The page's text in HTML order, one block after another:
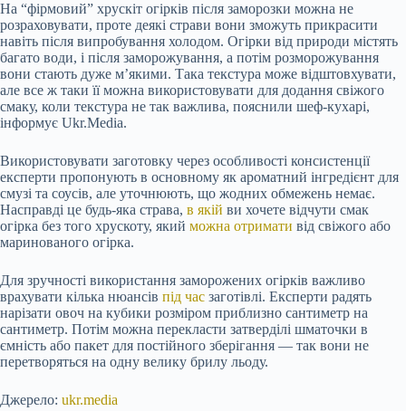
На “фірмовий” хрускіт огірків після заморозки можна не
розраховувати, проте деякі страви вони зможуть прикрасити
навіть після випробування холодом. Огірки від природи містять
багато води, і після заморожування, а потім розморожування
вони стають дуже м’якими. Така текстура може відштовхувати,
але все ж таки її можна використовувати для додання свіжого
смаку, коли текстура не так важлива, пояснили шеф-кухарі,
інформує Ukr.Media.
Використовувати заготовку через особливості консистенції
експерти пропонують в основному як ароматний інгредієнт для
смузі та соусів, але уточнюють, що жодних обмежень немає.
Насправді це будь-яка страва, в якій ви хочете відчути смак
огірка без того хрускоту, який можна отримати від свіжого або
маринованого огірка.
Для зручності використання заморожених огірків важливо
врахувати кілька нюансів під час заготівлі. Експерти радять
нарізати овоч на кубики розміром приблизно сантиметр на
сантиметр. Потім можна перекласти затверділі шматочки в
ємність або пакет для постійного зберігання — так вони не
перетворяться на одну велику брилу льоду.
Джерело: ukr.media